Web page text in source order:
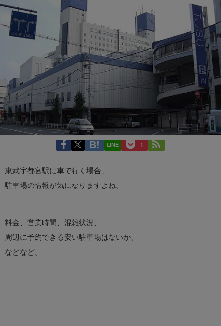
LINE 1
東武宇都宮駅に車で行く場合、
駐車場の情報が気になりますよね。
料金、営業時間、混雑状況、
周辺に予約できる安い駐車場はないか、
などなど。